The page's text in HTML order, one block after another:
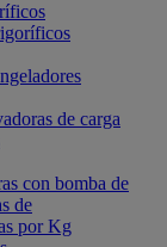
de carga
con bomba de
de
por Kg